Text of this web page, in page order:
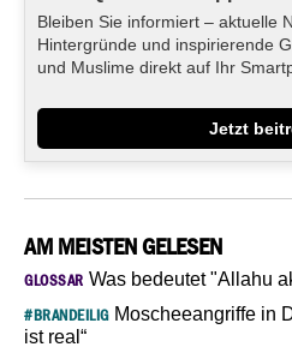
Bleiben Sie informiert – aktuelle
Hintergründe und inspirierende
und Muslime direkt auf Ihr
Jetzt
AM MEISTEN GELESEN
GLOSSAR Was bedeutet "Allahu
#BRANDEILIGMoscheeangriffe in
ist real“